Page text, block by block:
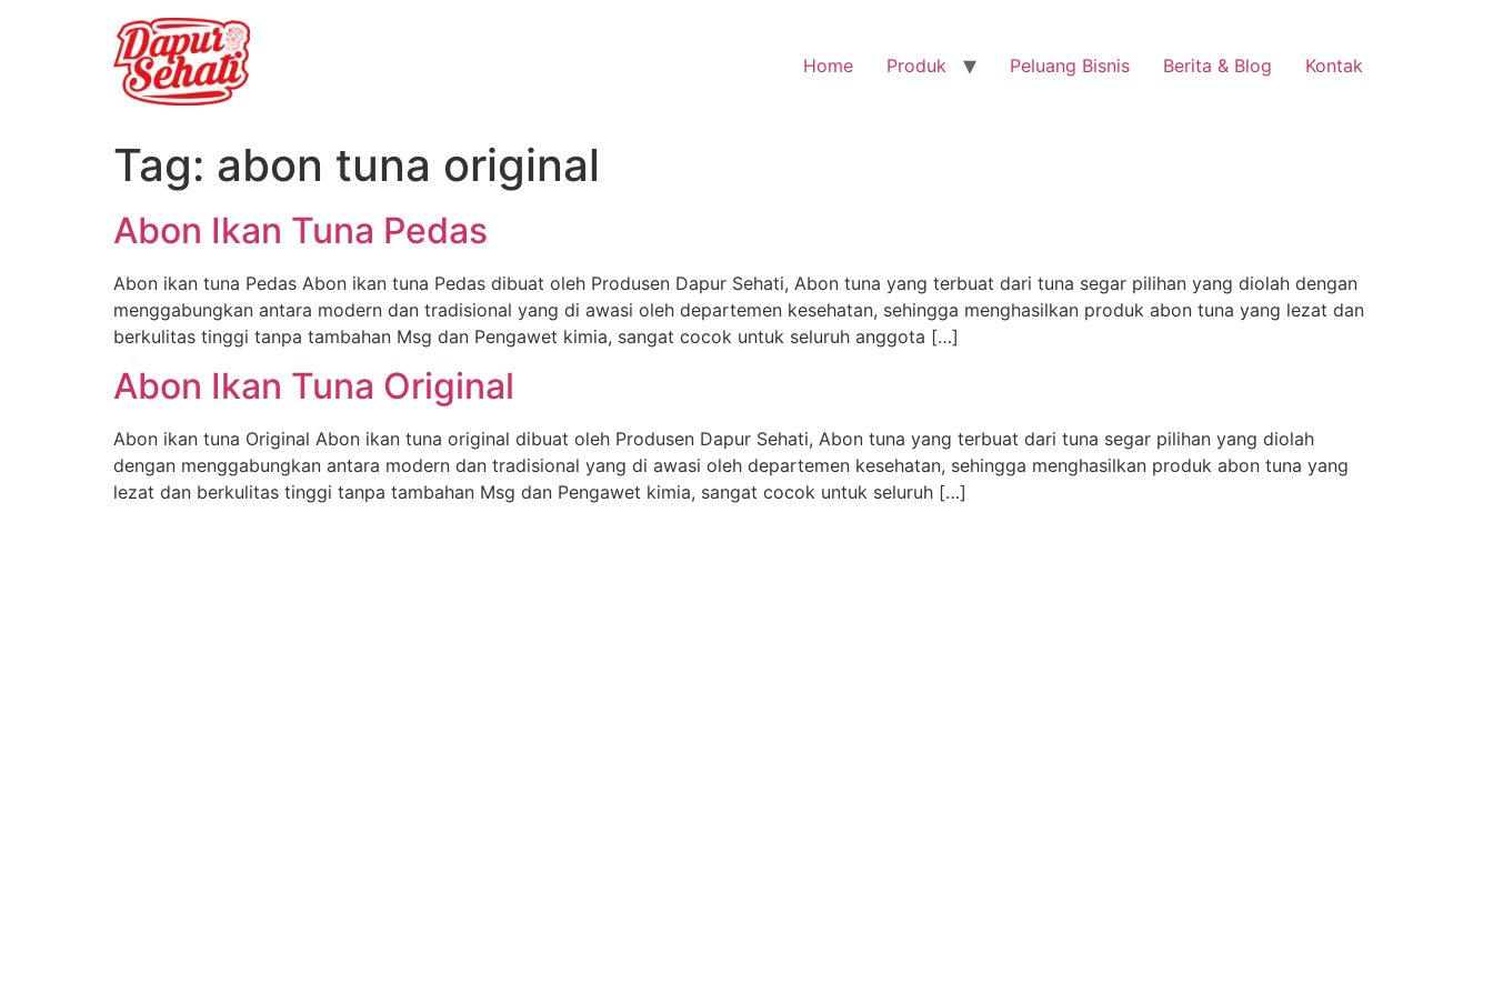
Home Produk Peluang Bisnis Berita & Blog Kontak
Tag: abon tuna original
Abon Ikan Tuna Pedas
Abon ikan tuna Pedas Abon ikan tuna Pedas dibuat oleh Produsen Dapur Sehati, Abon tuna yang terbuat dari tuna segar pilihan yang diolah dengan
menggabungkan antara modern dan tradisional yang di awasi oleh departemen kesehatan, sehingga menghasilkan produk abon tuna yang lezat dan
berkulitas tinggi tanpa tambahan Msg dan Pengawet kimia, sangat cocok untuk seluruh anggota […]
Abon Ikan Tuna Original
Abon ikan tuna Original Abon ikan tuna original dibuat oleh Produsen Dapur Sehati, Abon tuna yang terbuat dari tuna segar pilihan yang diolah
dengan menggabungkan antara modern dan tradisional yang di awasi oleh departemen kesehatan, sehingga menghasilkan produk abon tuna yang
lezat dan berkulitas tinggi tanpa tambahan Msg dan Pengawet kimia, sangat cocok untuk seluruh […]